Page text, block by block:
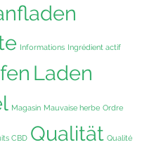
Informations Ingrédient actif
Laden
Magasin Mauvaise herbe Ordre
CBD Qualität Qualité